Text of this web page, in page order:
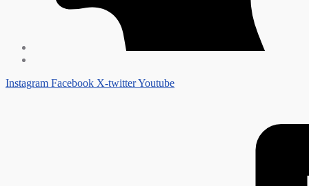
Instagram Facebook X-twitterYoutube